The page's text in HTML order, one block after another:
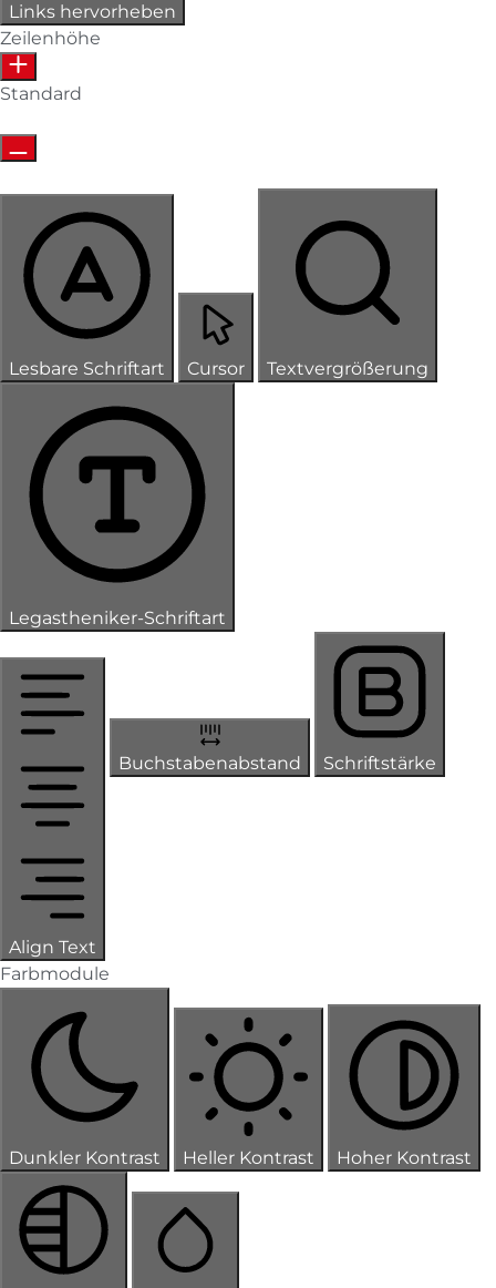
Links hervorheben
Zeilenhöhe
Standard
Lesbare Schriftart Cursor Textvergrößerung
Legastheniker-Schriftart
Align Text
Buchstabenabstand Schriftstärke
Farbmodule
Dunkler Kontrast Heller Kontrast Hoher Kontrast